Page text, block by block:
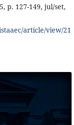
p. 127-149, jul/set,
article/view/21